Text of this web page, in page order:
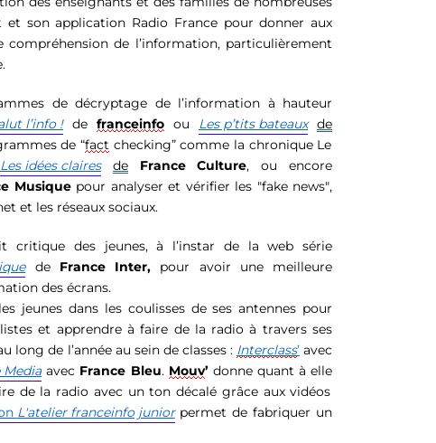
et son application Radio France pour donner aux
compréhensionde l’information, particulièrement
.
de décryptage de l’information à hauteur
l’info! de franceinfo ou Les p’tits bateaux de
de “fact checking” comme la chronique Le
Les idées claires de France Culture,ou encore
Musique pour analyser et vérifier les "fake news",
et les réseaux sociaux.
critique des jeunes, à l’instar de la web série
de France Inter, pour avoir une meilleure
des écrans.
jeunes dans les coulisses de ses antennes pour
et apprendre à faire de la radio à travers ses
de l’année au sein de classes : Interclass’avec
Media avec France Bleu. Mouv’ donne quant à elle
de la radio avec un ton décalé grâce aux vidéos
L'atelier franceinfo junior permet de fabriquer un